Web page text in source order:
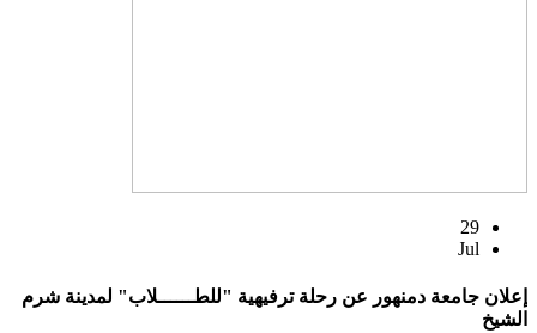
29
Jul
إعلان جامعة دمنهور عن رحلة ترفيهية "للطــــــلاب" لمدينة شرم
الشيخ